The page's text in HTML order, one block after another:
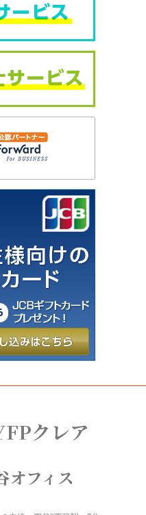
クレア
オフィス